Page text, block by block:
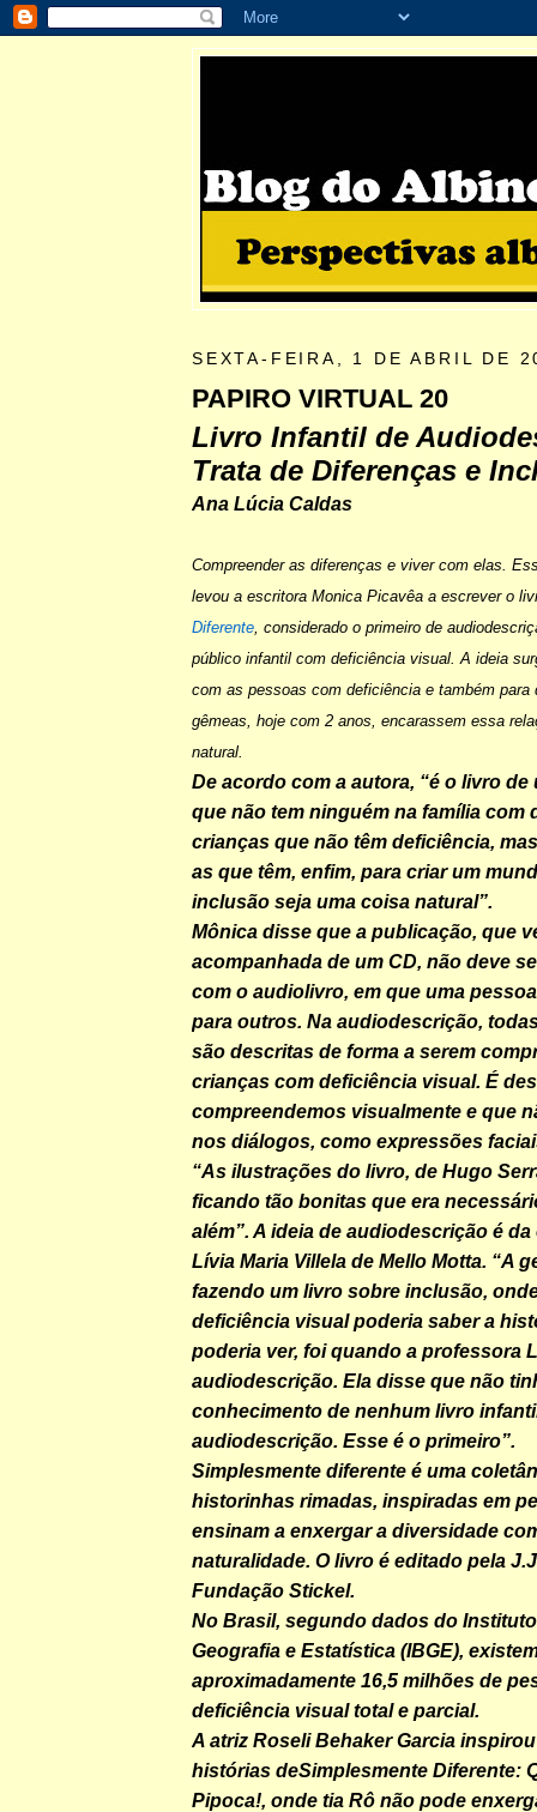
SEXTA-FEIRA, 1 DE ABRIL DE
PAPIRO VIRTUAL 20
Livro Infantil de
Trata de Diferenças e
Ana Lúcia Caldas
Compreender as diferenças e viver com elas.
levou a escritora Monica Picavêa a escrever o
Diferente, considerado o primeiro de
público infantil com deficiência visual. A ideia
com as pessoas com deficiência e também para
gêmeas, hoje com 2 anos, encarassem essa
natural.
De acordo com a autora, “é o livro de
que não tem ninguém na família com
crianças que não têm deficiência,
as que têm, enfim, para criar um
inclusão seja uma coisa natural”.
Mônica disse que a publicação, que
acompanhada de um CD, não deve
com o audiolivro, em que uma
para outros. Na audiodescrição,
são descritas de forma a serem
crianças com deficiência visual. É
compreendemos visualmente e que
nos diálogos, como expressões
“As ilustrações do livro, de Hugo
ficando tão bonitas que era
além”. A ideia de audiodescrição é
Lívia Maria Villela de Mello Motta. “A
fazendo um livro sobre inclusão,
deficiência visual poderia saber a
poderia ver, foi quando a professora
audiodescrição. Ela disse que não
conhecimento de nenhum livro
audiodescrição. Esse é o primeiro”.
Simplesmente diferente é uma
historinhas rimadas, inspiradas em
ensinam a enxergar a diversidade
naturalidade. O livro é editado pela
Fundação Stickel.
No Brasil, segundo dados do
Geografia e Estatística (IBGE),
aproximadamente 16,5 milhões de
deficiência visual total e parcial.
A atriz Roseli Behaker Garcia
histórias deSimplesmente Diferente:
Pipoca!, onde tia Rô não pode